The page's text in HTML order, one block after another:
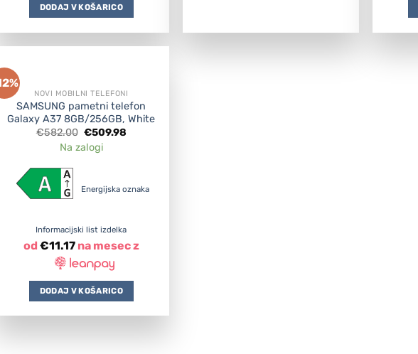
DODAJ V KOŠARICO
NOVI MOBILNI TELEFONI
SAMSUNG pametni telefon
Galaxy A37 8GB/256GB, White
€582.00 Original
price
was:
€509.98Current
Na zalogi
Energijska oznaka
Informacijski list izdelka
od €11.17na mesec z
DODAJ V KOŠARICO